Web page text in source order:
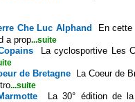
Che Luc Alphand
En
a prop...suite
La cyclosportive Les
de Bretagne
La Coeur de
...suite
La 30° édition de